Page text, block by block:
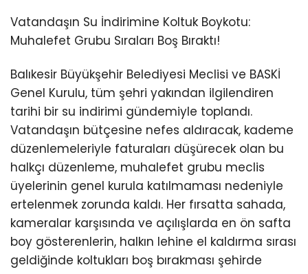
Vatandaşın Su İndirimine Koltuk Boykotu:
Muhalefet Grubu Sıraları Boş Bıraktı!
Balıkesir Büyükşehir Belediyesi Meclisi ve BASKİ
Genel Kurulu, tüm şehri yakından ilgilendiren
tarihi bir su indirimi gündemiyle toplandı.
Vatandaşın bütçesine nefes aldıracak, kademe
düzenlemeleriyle faturaları düşürecek olan bu
halkçı düzenleme, muhalefet grubu meclis
üyelerinin genel kurula katılmaması nedeniyle
ertelenmek zorunda kaldı. Her fırsatta sahada,
kameralar karşısında ve açılışlarda en ön safta
boy gösterenlerin, halkın lehine el kaldırma sırası
geldiğinde koltukları boş bırakması şehirde